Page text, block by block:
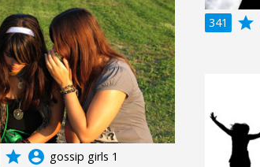
341 grade
grade account_circle gossip girls 1